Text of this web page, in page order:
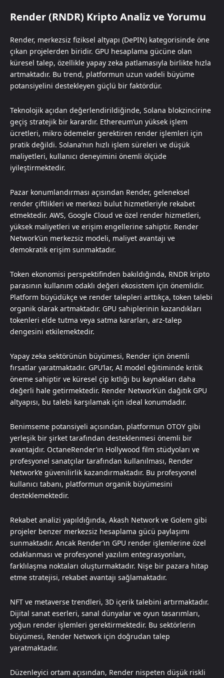
Render (RNDR) Kripto Analiz ve Yorumu
Render, merkezsiz fiziksel altyapı (DePIN) kategorisinde öne
çıkan projelerden biridir. GPU hesaplama gücüne olan
küresel talep, özellikle yapay zeka patlamasıyla birlikte hızla
artmaktadır. Bu trend, platformun uzun vadeli büyüme
potansiyelini destekleyen güçlü bir faktördür.
Teknolojik açıdan değerlendirildiğinde, Solana blokzincirine
geçiş stratejik bir karardır. Ethereum’un yüksek işlem
ücretleri, mikro ödemeler gerektiren render işlemleri için
pratik değildi. Solana’nın hızlı işlem süreleri ve düşük
maliyetleri, kullanıcı deneyimini önemli ölçüde
iyileştirmektedir.
Pazar konumlandırması açısından Render, geleneksel
render çiftlikleri ve merkezi bulut hizmetleriyle rekabet
etmektedir. AWS, Google Cloud ve özel render hizmetleri,
yüksek maliyetleri ve erişim engellerine sahiptir. Render
Network’ün merkezsiz modeli, maliyet avantajı ve
demokratik erişim sunmaktadır.
Token ekonomisi perspektifinden bakıldığında, RNDR kripto
parasının kullanım odaklı değeri ekosistem için önemlidir.
Platform büyüdükçe ve render talepleri arttıkça, token talebi
organik olarak artmaktadır. GPU sahiplerinin kazandıkları
tokenleri elde tutma veya satma kararları, arz-talep
dengesini etkilemektedir.
Yapay zeka sektörünün büyümesi, Render için önemli
fırsatlar yaratmaktadır. GPU’lar, AI model eğitiminde kritik
öneme sahiptir ve küresel çip kıtlığı bu kaynakları daha
değerli hale getirmektedir. Render Network’ün dağıtık GPU
altyapısı, bu talebi karşılamak için ideal konumdadır.
Benimseme potansiyeli açısından, platformun OTOY gibi
yerleşik bir şirket tarafından desteklenmesi önemli bir
avantajdır. OctaneRender’ın Hollywood film stüdyoları ve
profesyonel sanatçılar tarafından kullanılması, Render
Network’e güvenilirlik kazandırmaktadır. Bu profesyonel
kullanıcı tabanı, platformun organik büyümesini
desteklemektedir.
Rekabet analizi yapıldığında, Akash Network ve Golem gibi
projeler benzer merkezsiz hesaplama gücü paylaşımı
sunmaktadır. Ancak Render’ın GPU render işlemlerine özel
odaklanması ve profesyonel yazılım entegrasyonları,
farklılaşma noktaları oluşturmaktadır. Nişe bir pazara hitap
etme stratejisi, rekabet avantajı sağlamaktadır.
NFT ve metaverse trendleri, 3D içerik talebini artırmaktadır.
Dijital sanat eserleri, sanal dünyalar ve oyun tasarımları,
yoğun render işlemleri gerektirmektedir. Bu sektörlerin
büyümesi, Render Network için doğrudan talep
yaratmaktadır.
Düzenleyici ortam açısından, Render nispeten düşük riskli